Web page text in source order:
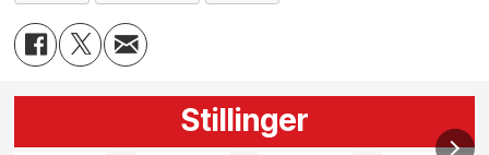
Stillinger